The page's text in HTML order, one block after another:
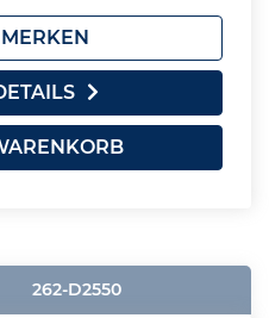
262-D2550